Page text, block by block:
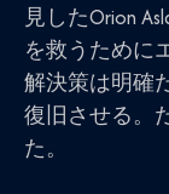
見したOrion
を救うために
解決策は明確
復旧させる。
た。